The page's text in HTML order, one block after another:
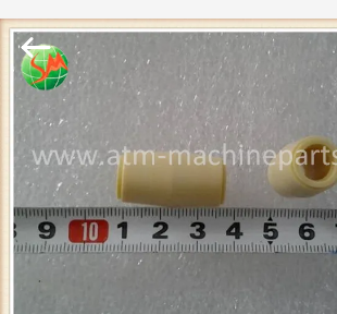
বাড়ি
পণ্য
আমাদের
সম্পর্কে
International
Trade
Co.,Ltd..
Rights
Reserved.